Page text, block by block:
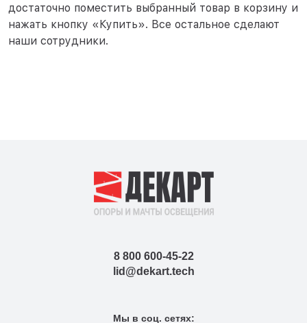
достаточно поместить выбранный товар в корзину и
нажать кнопку «Купить». Все остальное сделают
наши сотрудники.
8 800 600-45-22
lid@dekart.tech
Мы в соц. сетях: